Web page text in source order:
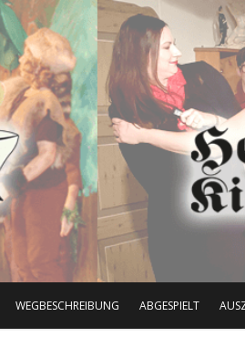
WEGBESCHREIBUNG ABGESPIELT